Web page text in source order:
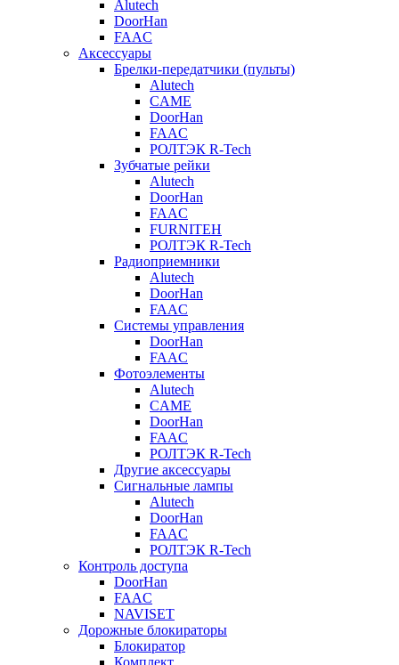
Alutech
DoorHan
FAAC
Аксессуары
Брелки-передатчики (пульты)
Alutech
CAME
DoorHan
FAAC
РОЛТЭК R-Tech
Зубчатые рейки
Alutech
DoorHan
FAAC
FURNITEH
РОЛТЭК R-Tech
Радиоприемники
Alutech
DoorHan
FAAC
Системы управления
DoorHan
FAAC
Фотоэлементы
Alutech
CAME
DoorHan
FAAC
РОЛТЭК R-Tech
Другие аксессуары
Сигнальные лампы
Alutech
DoorHan
FAAC
РОЛТЭК R-Tech
Контроль доступа
DoorHan
FAAC
NAVISET
Дорожные блокираторы
Блокиратор
Комплект